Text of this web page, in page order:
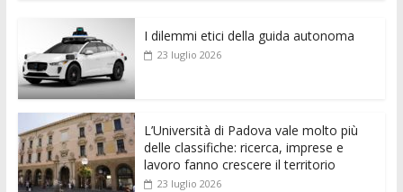
e
b
o
o
k
itt
er
ai
l s
p
ss
e
er
di e di
I dilemmi etici della guida autonoma
23 luglio 2026
L’Università di Padova vale molto più
delle classifiche: ricerca, imprese e
lavoro fanno crescere il territorio
23 luglio 2026